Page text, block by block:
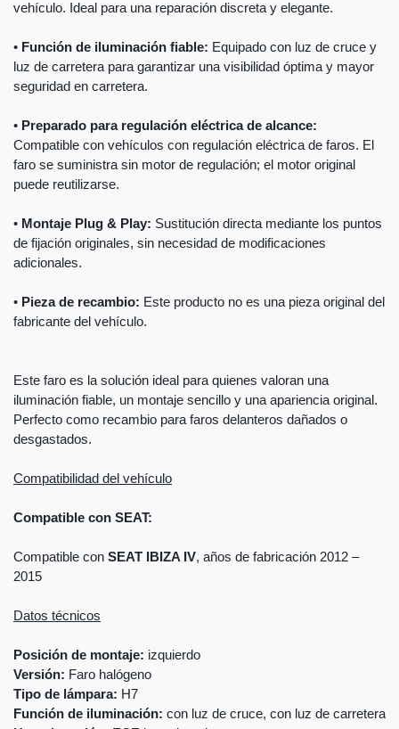
vehículo. Ideal para una reparación discreta y elegante.
• Función de iluminación fiable: Equipado con luz de cruce y
luz de carretera para garantizar una visibilidad óptima y mayor
seguridad en carretera.
• Preparado para regulación eléctrica de alcance:
Compatible con vehículos con regulación eléctrica de faros. El
faro se suministra sin motor de regulación; el motor original
puede reutilizarse.
• Montaje Plug & Play: Sustitución directa mediante los puntos
de fijación originales, sin necesidad de modificaciones
adicionales.
• Pieza de recambio: Este producto no es una pieza original del
fabricante del vehículo.
Este faro es la solución ideal para quienes valoran una
iluminación fiable, un montaje sencillo y una apariencia original.
Perfecto como recambio para faros delanteros dañados o
desgastados.
Compatibilidad del vehículo
Compatible con SEAT:
Compatible con SEAT IBIZA IV, años de fabricación 2012 –
2015
Datos técnicos
Posición de montaje: izquierdo
Versión: Faro halógeno
Tipo de lámpara: H7
Función de iluminación: con luz de cruce, con luz de carretera